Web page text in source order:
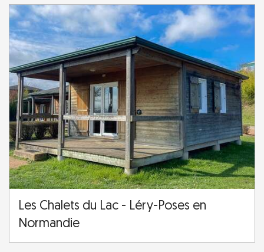
Les Chalets du Lac - Léry-Poses en
Normandie